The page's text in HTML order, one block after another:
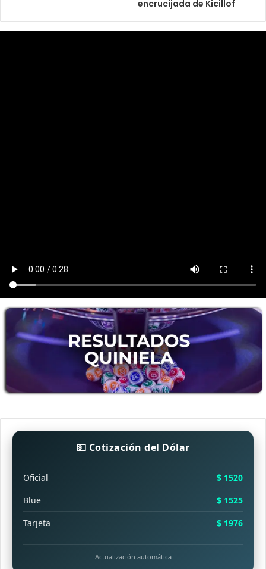
encrucijada de Kicillof
💵 Cotización del Dólar
Oficial
$ 1520
Blue
$ 1525
Tarjeta
$ 1976
Actualización automática